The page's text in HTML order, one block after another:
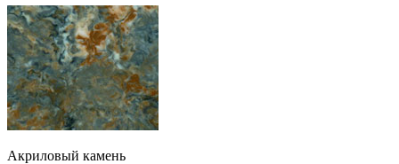
Акриловый камень